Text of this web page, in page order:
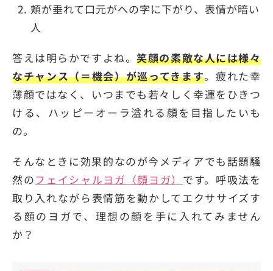
頬が垂れて口元がへの字に下がり、表情が暗い
人
答えは明らかですよね。笑顔の素敵な人には様々
なチャンス（＝機会）が巡ってきます。疲れた幸
薄顔ではなく、いつまでも若々しく幸運をひきつ
ける、ハッピーオーラ溢れる顔を目指したいも
の。
そんなときに効果的なのが今メディアでも話題騒
然のフェイシャルヨガ（顔ヨガ） です。呼吸法を
取り入れながら表情筋を動かしてエクササイズす
る顔のヨガで、理想の顔を手に入れてみません
か？